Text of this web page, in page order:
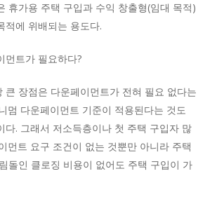
휴가용 주택 구입과 수익 창출형(임대 목적)
적에 위배되는 용도다.
트가 필요하다?
큰 장점은 다운페이먼트가 전혀 필요 없다는
멈 다운페이먼트 기준이 적용된다는 것도
다. 그래서 저소득층이나 첫 주택 구입자 많
먼트 요구 조건이 없는 것뿐만 아니라 주택
돌인 클로징 비용이 없어도 주택 구입이 가